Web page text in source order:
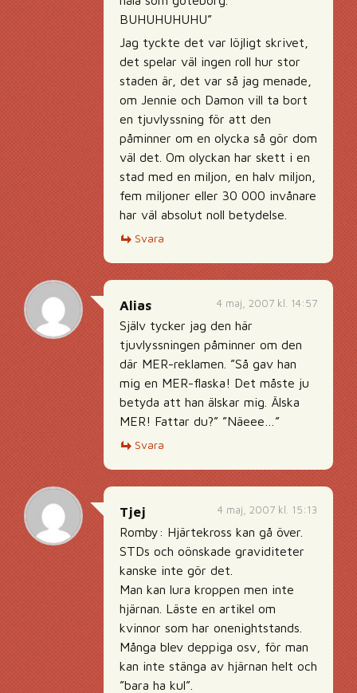
BUHUHUHUHU”
Jag tyckte det var löjligt skrivet,
det spelar väl ingen roll hur stor
staden är, det var så jag menade,
om Jennie och Damon vill ta bort
en tjuvlyssning för att den
påminner om en olycka så gör dom
väl det. Om olyckan har skett i en
stad med en miljon, en halv miljon,
fem miljoner eller 30 000 invånare
har väl absolut noll betydelse.
Svara
4 maj, 2007 kl. 14:57
Alias
Själv tycker jag den här
tjuvlyssningen påminner om den
där MER-reklamen. ”Så gav han
mig en MER-flaska! Det måste ju
betyda att han älskar mig. Älska
MER! Fattar du?” ”Näeee…”
Svara
4 maj, 2007 kl. 15:13
Tjej
Romby: Hjärtekross kan gå över.
STDs och oönskade graviditeter
kanske inte gör det.
Man kan lura kroppen men inte
hjärnan. Läste en artikel om
kvinnor som har onenightstands.
Många blev deppiga osv, för man
kan inte stänga av hjärnan helt och
”bara ha kul”.